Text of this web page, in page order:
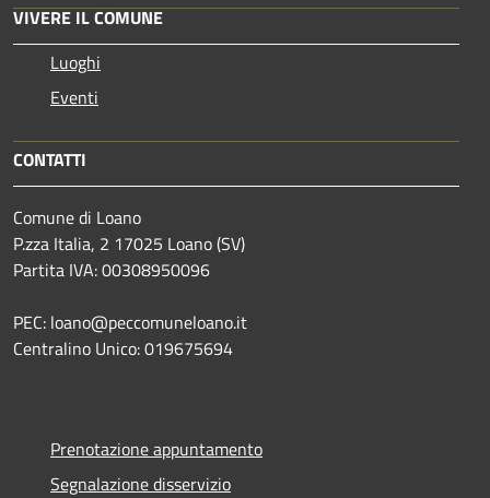
VIVERE IL COMUNE
Luoghi
Eventi
CONTATTI
Comune di Loano
P.zza Italia, 2 17025 Loano (SV)
Partita IVA: 00308950096
PEC: loano@peccomuneloano.it
Centralino Unico: 019675694
Prenotazione appuntamento
Segnalazione disservizio